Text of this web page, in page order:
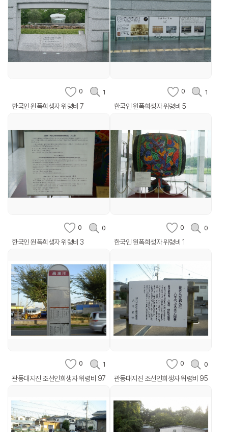
0 1
한국인 원폭희생자 위령비 7
0 1
한국인 원폭희생자 위령비 5
0 0
한국인 원폭희생자 위령비 3
0 0
한국인 원폭희생자 위령비 1
0 1
관동대지진 조선인희생자 위령비 97
0 0
관동대지진 조선인희생자 위령비 95